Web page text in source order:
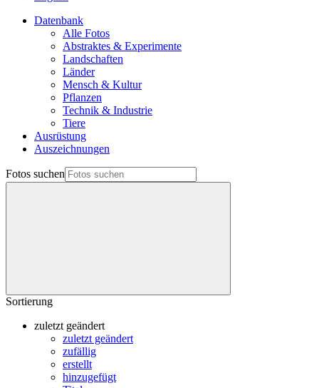
Datenbank
Alle Fotos
Abstraktes & Experimente
Landschaften
Länder
Mensch & Kultur
Pflanzen
Technik & Industrie
Tiere
Ausrüstung
Auszeichnungen
Fotos suchen
Sortierung
zuletzt geändert
zuletzt geändert
zufällig
erstellt
hinzugefügt